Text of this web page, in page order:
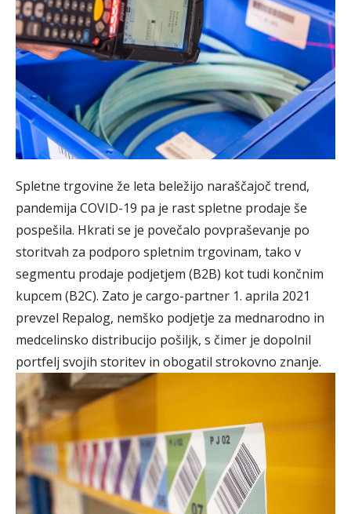
Spletne trgovine že leta beležijo naraščajoč trend,
pandemija COVID-19 pa je rast spletne prodaje še
pospešila. Hkrati se je povečalo povpraševanje po
storitvah za podporo spletnim trgovinam, tako v
segmentu prodaje podjetjem (B2B) kot tudi končnim
kupcem (B2C). Zato je cargo-partner 1. aprila 2021
prevzel Repalog, nemško podjetje za mednarodno in
medcelinsko distribucijo pošiljk, s čimer je dopolnil
portfelj svojih storitev in obogatil strokovno znanje.